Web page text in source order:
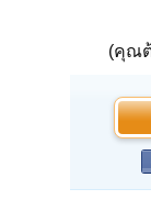
(คุณต้